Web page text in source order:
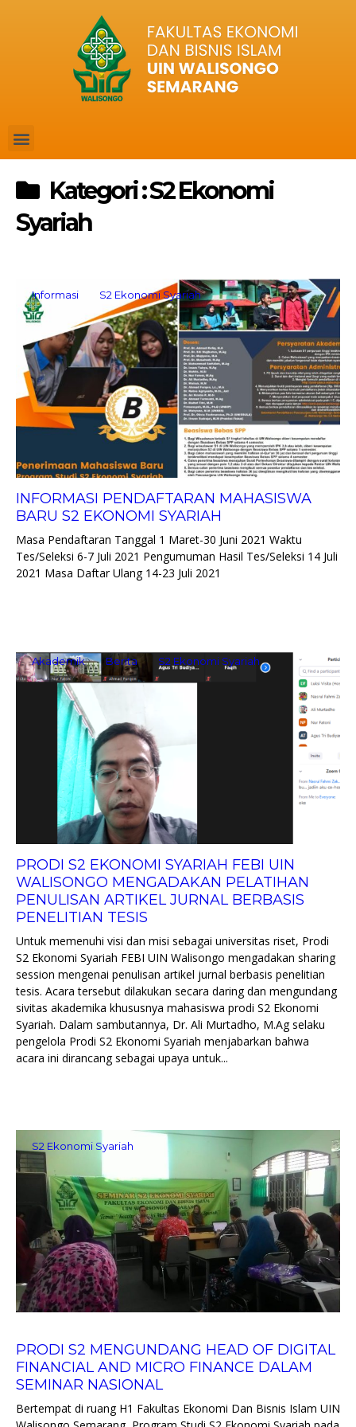
Kategori : S2 Ekonomi
Syariah
Informasi S2 Ekonomi Syariah
INFORMASI PENDAFTARAN MAHASISWA
BARU S2 EKONOMI SYARIAH
Masa Pendaftaran Tanggal 1 Maret-30 Juni 2021 Waktu
Tes/Seleksi 6-7 Juli 2021 Pengumuman Hasil Tes/Seleksi 14 Juli
2021 Masa Daftar Ulang 14-23 Juli 2021
Akademik Berita S2 Ekonomi Syariah
PRODI S2 EKONOMI SYARIAH FEBI UIN
WALISONGO MENGADAKAN PELATIHAN
PENULISAN ARTIKEL JURNAL BERBASIS
PENELITIAN TESIS
Untuk memenuhi visi dan misi sebagai universitas riset, Prodi
S2 Ekonomi Syariah FEBI UIN Walisongo mengadakan sharing
session mengenai penulisan artikel jurnal berbasis penelitian
tesis. Acara tersebut dilakukan secara daring dan mengundang
sivitas akademika khususnya mahasiswa prodi S2 Ekonomi
Syariah. Dalam sambutannya, Dr. Ali Murtadho, M.Ag selaku
pengelola Prodi S2 Ekonomi Syariah menjabarkan bahwa
acara ini dirancang sebagai upaya untuk...
S2 Ekonomi Syariah
PRODI S2 MENGUNDANG HEAD OF DIGITAL
FINANCIAL AND MICRO FINANCE DALAM
SEMINAR NASIONAL
Bertempat di ruang H1 Fakultas Ekonomi Dan Bisnis Islam UIN